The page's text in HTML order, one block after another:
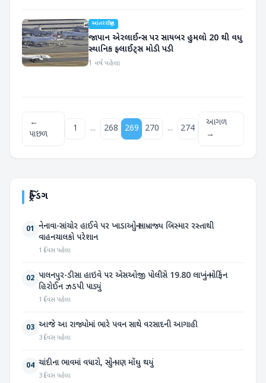
આંતરરાષ્ટ્રીય
જાપાન એરલાઈન્સ પર સાયબર હુમલો 20 થી વધુ
સ્થાનિક ફ્લાઈટ્સ મોડી પડી
1 વર્ષ પહેલા
←
પાછળ
1 ... 268 269 270 ... 274
આગળ
→
ટ્રેન્ડિંગ
01 નેનાવા-સાંચોર હાઈવે પર ખાડાઓનું સામ્રાજ્ય બિસ્માર રસ્તાથી
વાહનચાલકો પરેશાન
1 દિવસ પહેલા
02 પાલનપુર-ડીસા હાઇવે પર એસઓજી પોલીસે 19.80 લાખનું મોર્ફિન
હિરોઈન ઝડપી પાડ્યું
1 દિવસ પહેલા
03 આજે આ રાજ્યોમાં ભારે પવન સાથે વરસાદની આગાહી
3 દિવસ પહેલા
04 ચાંદીના ભાવમાં વધારો, સોનું પણ મોંઘુ થયું
3 દિવસ પહેલા